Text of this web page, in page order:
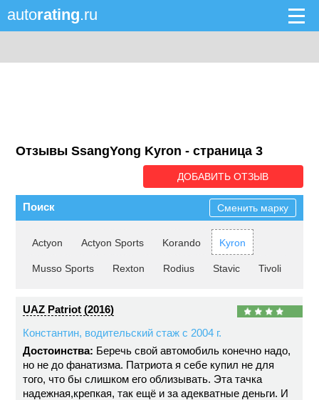
autorating.ru
Отзывы SsangYong Kyron - cтраница 3
ДОБАВИТЬ ОТЗЫВ
Поиск Сменить марку
Actyon Actyon Sports Korando Kyron
Musso Sports Rexton Rodius Stavic Tivoli
UAZ Patriot (2016)
Константин, водительский стаж с 2004 г.
Достоинства: Беречь свой автомобиль конечно надо,
но не до фанатизма. Патриота я себе купил не для
того, что бы слишком его облизывать. Эта тачка
надежная,крепкая, так ещё и за адекватные деньги. И